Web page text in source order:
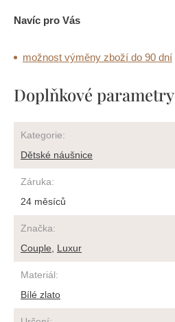
Navíc pro Vás
možnost výměny zboží do 90 dní
Doplňkové parametry
Kategorie:
Dětské náušnice
Záruka:
24 měsíců
Značka:
Couple
Luxur
Materiál:
Bílé zlato